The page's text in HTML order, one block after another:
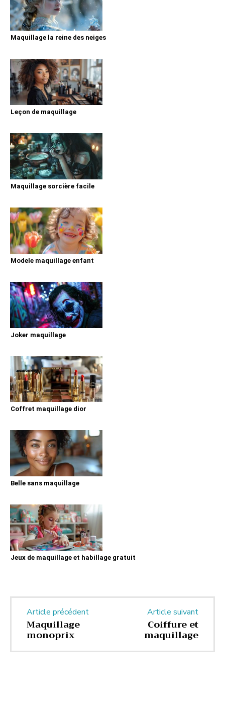
Maquillage la reine des neiges
Leçon de maquillage
Maquillage sorcière facile
Modele maquillage enfant
Joker maquillage
Coffret maquillage dior
Belle sans maquillage
Jeux de maquillage et habillage gratuit
Article précédent
Maquillage
monoprix
Article suivant
Coiffure et
maquillage